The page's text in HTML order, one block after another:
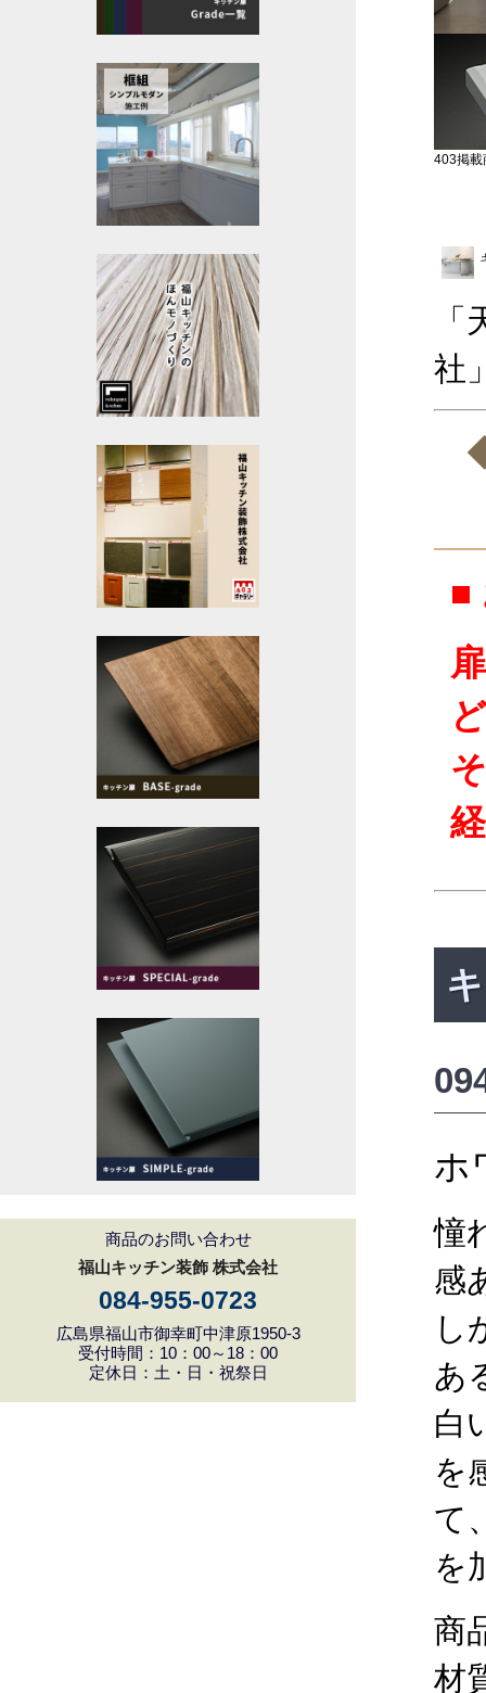
商品のお問い合わせ
福山キッチン装飾 株式会社
084-955-0723
広島県福山市御幸町中津原1950-3
受付時間：10：00～18：00
定休日：土・日・祝祭日
403掲載
社
■
ホ
憧
感
し
あ
白
を
て
を
商
材